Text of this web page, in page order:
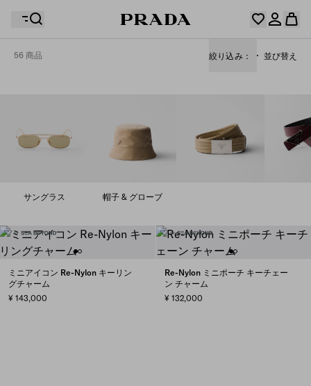
56 商品 絞り込み： 並び替え
サングラス 帽子 & グローブ
ミニアイコン Re-Nylon キーリン
グチャーム
¥ 143,000
Re-Nylon ミニポーチ キーチェー
ン チャーム
¥ 132,000